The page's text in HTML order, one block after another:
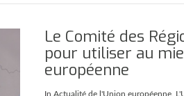
Le Comité des
pour utiliser au
européenne
InActualité de l'Union européenne